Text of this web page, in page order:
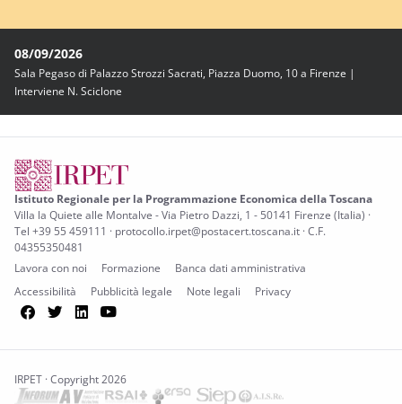
08/09/2026
Sala Pegaso di Palazzo Strozzi Sacrati, Piazza Duomo, 10 a Firenze |
Interviene N. Sciclone
Istituto Regionale per la Programmazione Economica della Toscana
Villa la Quiete alle Montalve - Via Pietro Dazzi, 1 - 50141 Firenze (Italia) ·
Tel +39 55 459111 · protocollo.irpet@postacert.toscana.it · C.F.
04355350481
Lavora con noi
Formazione
Banca dati amministrativa
Accessibilità
Pubblicità legale Note legali Privacy
Facebook
TwitterLinkedIn
IRPET · Copyright 2026